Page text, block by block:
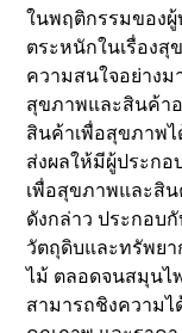
ในพฤติกรรมของ
ตระหนักในเรื่อง
ความสนใจอย่าง
สุขภาพและสินค้า
สินค้าเพื่อสุขภาพ
ส่งผลให้มีผู้ประก
เพื่อสุขภาพและสิ
ดังกล่าว ประกอบ
วัตถุดิบและทรัพย
ไม้ ตลอดจนสมุนไ
สามารถชิงความไ